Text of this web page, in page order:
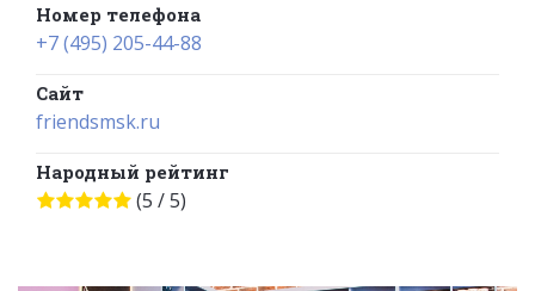
Номер телефона
+7 (495) 205-44-88
Сайт
friendsmsk.ru
Народный рейтинг
(5 / 5)